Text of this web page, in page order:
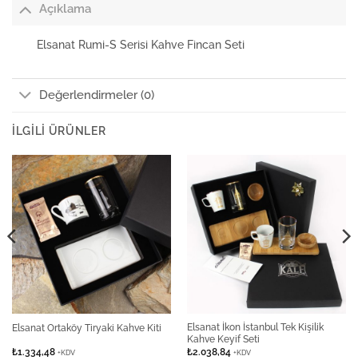
Açıklama
Elsanat Rumi-S Serisi Kahve Fincan Seti
Değerlendirmeler (0)
İLGILI ÜRÜNLER
Elsanat Ortaköy Tiryaki Kahve Kiti
₺1.334,48 +KDV
Elsanat İkon İstanbul Tek Kişilik
Kahve Keyif Seti
₺2.038,84 +KDV